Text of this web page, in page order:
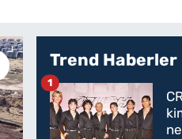
Trend Haberler
1